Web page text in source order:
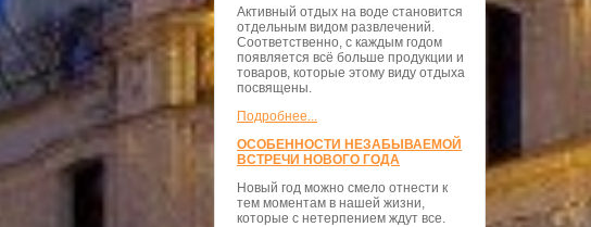
Активный отдых на воде становится
отдельным видом развлечений.
Соответственно, с каждым годом
появляется всё больше продукции и
товаров, которые этому виду отдыха
посвящены.
Подробнее...
ОСОБЕННОСТИ НЕЗАБЫВАЕМОЙ
ВСТРЕЧИ НОВОГО ГОДА
Новый год можно смело отнести к
тем моментам в нашей жизни,
которые с нетерпением ждут все.